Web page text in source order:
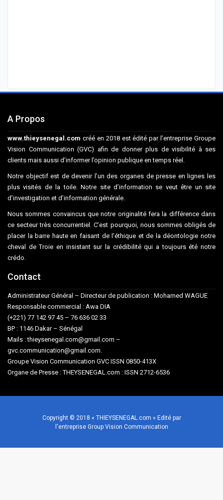
A Propos
www.thieysenegal.com créé en 2018 est édité par l’entreprise Groupe
Vision Communication (GVC) afin de donner plus de visibilité à ses
clients mais aussi d’informer l’opinion publique en temps réel.
Notre objectif est de devenir l’un des organes de presse en lignes les
plus visités de la toile. Notre site d’information se veut être un site
d’investigation et d’information générale.
Nous sommes convaincus que notre originalité fera la différence dans
ce secteur très concurrentiel. C’est pourquoi, nous sommes obligés de
placer la barre haute en faisant de l’éthique et de la déontologie notre
cheval de Troie en insistant sur la crédibilité qui a toujours été notre
crédo.
Contact
Administrateur Général – Directeur de publication : Mohamed WAGUE
Responsable commercial : Awa DIA
(+221) 77 142 97 45 – 76 636 02 33
BP : 1146 Dakar – Sénégal
Mails : thieysenegal.com@gmail.com –
gvc.communication@gmail.com.
Groupe Vision Communication GVC ISSN 0850-413X
Organe de Presse : THEYSENEGAL.com : ISSN 2712-6536
Copyright © 2018 « THIEYSENEGAL.com » Edité par
l'entreprise Group Vision Communication